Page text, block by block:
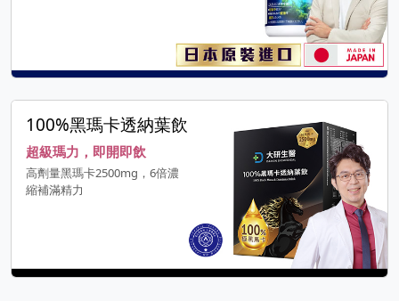
100%黑瑪卡透納葉飲
超級瑪力，即開即飲
高劑量黑瑪卡2500mg，6倍濃
縮補滿精力